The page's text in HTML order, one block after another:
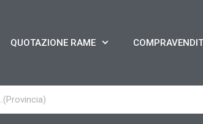
QUOTAZIONE RAME